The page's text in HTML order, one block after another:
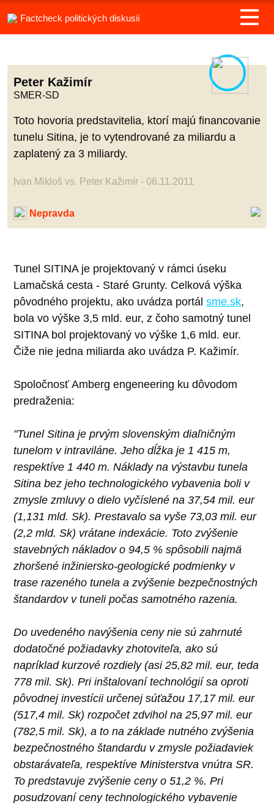
Factcheck politických diskusií
Peter Kažimír
SMER-SD
Toto hovoria predstavitelia, ktorí majú financovanie
tunelu Sitina, je to vytendrované za miliardu a
zaplatený za 3 miliardy.
Ivan Mikloš vs. Peter Kažimír - 06.11.2011
Nepravda
Tunel SITINA je projektovaný v rámci úseku
Lamačská cesta - Staré Grunty. Celková výška
pôvodného projektu, ako uvádza portál sme.sk,
bola vo výške 3,5 mld. eur, z čoho samotný tunel
SITINA bol projektovaný vo výške 1,6 mld. eur.
Čiže nie jedna miliarda ako uvádza P. Kažimír.
Spoločnosť Amberg engeneering ku dôvodom
predraženia:
"Tunel Sitina je prvým slovenským diaľničným
tunelom v intraviláne. Jeho dĺžka je 1 415 m,
respektíve 1 440 m. Náklady na výstavbu tunela
Sitina bez jeho technologického vybavenia boli v
zmysle zmluvy o dielo vyčíslené na 37,54 mil. eur
(1,131 mld. Sk). Prestavalo sa vyše 73,03 mil. eur
(2,2 mld. Sk) vrátane indexácie. Toto zvýšenie
stavebných nákladov o 94,5 % spôsobili najmä
zhoršené inžiniersko-geologické podmienky v
trase razeného tunela a zvýšenie bezpečnostných
štandardov v tuneli počas samotného razenia.
Do uvedeného navýšenia ceny nie sú zahrnuté
dodatočné požiadavky zhotoviteľa, ako sú
napríklad kurzové rozdiely (asi 25,82 mil. eur, teda
778 mil. Sk). Pri inštalovaní technológií sa oproti
pôvodnej investícii určenej súťažou 17,17 mil. eur
(517,4 mil. Sk) rozpočet zdvihol na 25,97 mil. eur
(782,5 mil. Sk), a to na základe nutného zvýšenia
bezpečnostného štandardu v zmysle požiadaviek
obstarávateľa, respektíve Ministerstva vnútra SR.
To predstavuje zvýšenie ceny o 51,2 %. Pri
posudzovaní ceny technologického vybavenie